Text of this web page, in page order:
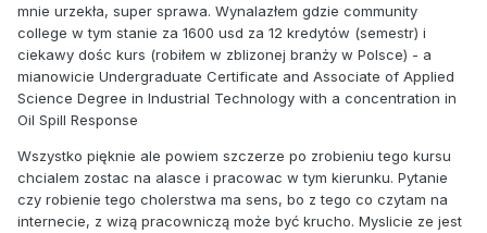
mnie urzekła, super sprawa. Wynalazłem gdzie community
college w tym stanie za 1600 usd za 12 kredytów (semestr) i
ciekawy dośc kurs (robiłem w zblizonej branży w Polsce) - a
mianowicie Undergraduate Certificate and Associate of Applied
Science Degree in Industrial Technology with a concentration in
Oil Spill Response
Wszystko pięknie ale powiem szczerze po zrobieniu tego kursu
chcialem zostac na alasce i pracowac w tym kierunku. Pytanie
czy robienie tego cholerstwa ma sens, bo z tego co czytam na
internecie, z wizą pracowniczą może być krucho. Myslicie ze jest